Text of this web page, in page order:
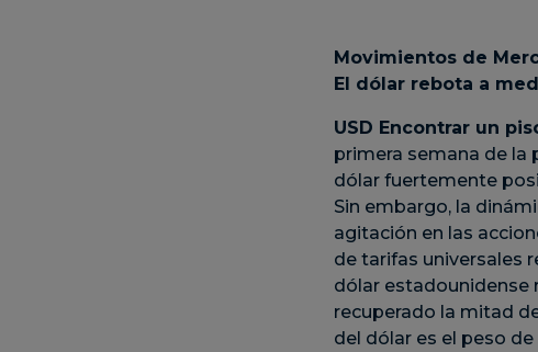
Movimientos de
El dólar rebota a
USD Encontrar un
primera semana de la
dólar fuertemente
Sin embargo, la
agitación en las
de tarifas universales
dólar estadounidense
recuperado la mitad
del dólar es el peso